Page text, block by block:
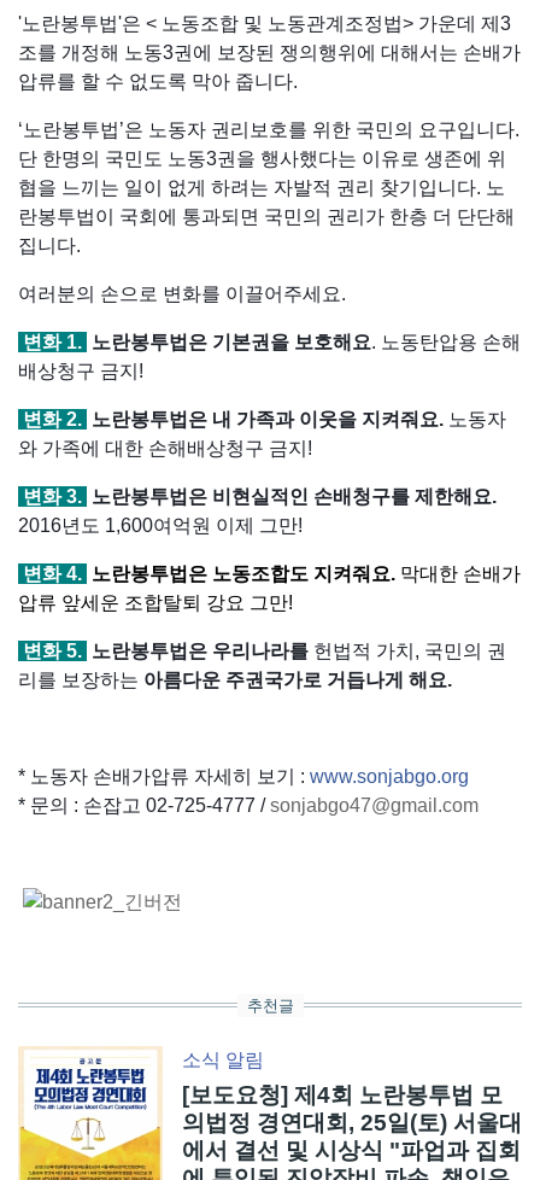
'노란봉투법'은 < 노동조합 및 노동관계조정법> 가운데 제3
조를 개정해 노동3권에 보장된 쟁의행위에 대해서는 손배가
압류를 할 수 없도록 막아 줍니다.
‘노란봉투법’은 노동자 권리보호를 위한 국민의 요구입니다.
단 한명의 국민도 노동3권을 행사했다는 이유로 생존에 위
협을 느끼는 일이 없게 하려는 자발적 권리 찾기입니다. 노
란봉투법이 국회에 통과되면 국민의 권리가 한층 더 단단해
집니다.
여러분의 손으로 변화를 이끌어주세요.
변화 1. 노란봉투법은 기본권을 보호해요. 노동탄압용 손해
배상청구 금지!
변화 2. 노란봉투법은 내 가족과 이웃을 지켜줘요. 노동자
와 가족에 대한 손해배상청구 금지!
변화 3. 노란봉투법은 비현실적인 손배청구를 제한해요.
2016년도 1,600여억원 이제 그만!
변화 4. 노란봉투법은 노동조합도 지켜줘요. 막대한 손배가
압류 앞세운 조합탈퇴 강요 그만!
변화 5. 노란봉투법은 우리나라를 헌법적 가치, 국민의 권
리를 보장하는 아름다운 주권국가로 거듭나게 해요.
* 노동자 손배가압류 자세히 보기 : www.sonjabgo.org
* 문의 : 손잡고 02-725-4777 /sonjabgo47@gmail.com
추천글
소식 알림
[보도요청] 제4회 노란봉투법 모
의법정 경연대회, 25일(토) 서울대
에서 결선 및 시상식 "파업과 집회